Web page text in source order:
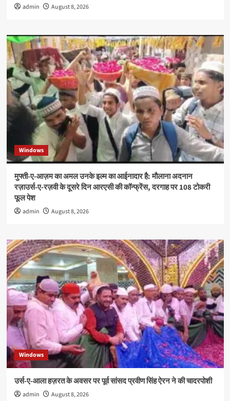
admin August 8, 2026
Windows
मुफ्ती-ए-आज़म का अमल उनके इल्म का आईनादार है: मौलाना अदनान
रज़ाउर्स-ए-रज़वी के दूसरे दिन आरएसी की कॉन्फ्रेंस, दरगाह पर 108 टोकरी
फूल पेश
admin August 8, 2026
Windows
उर्स-ए-आला हज़रत के अवसर पर पूर्व सांसद प्रवीण सिंह ऐरन ने की चादरपोशी
admin August 8, 2026